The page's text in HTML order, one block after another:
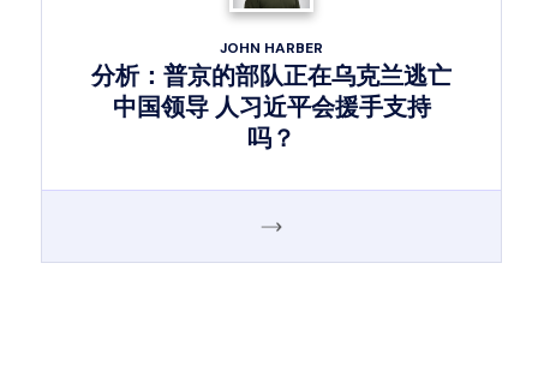
JOHN HARBER
分析：普京的部队正在乌克兰逃亡
中国领导 人习近平会援手支持
吗？